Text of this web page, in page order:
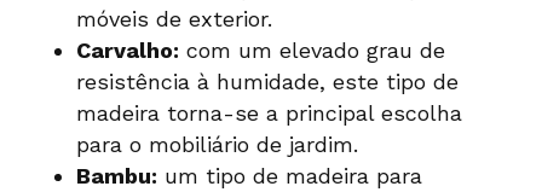
móveis de exterior.
Carvalho: com um elevado grau de
resistência à humidade, este tipo de
madeira torna-se a principal escolha
para o mobiliário de jardim.
Bambu: um tipo de madeira para